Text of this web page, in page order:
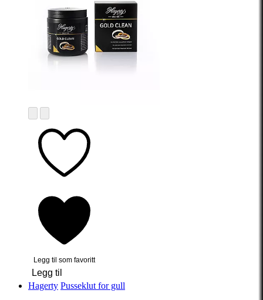
Legg til som favoritt
Legg til
Hagerty Pusseklut for gull